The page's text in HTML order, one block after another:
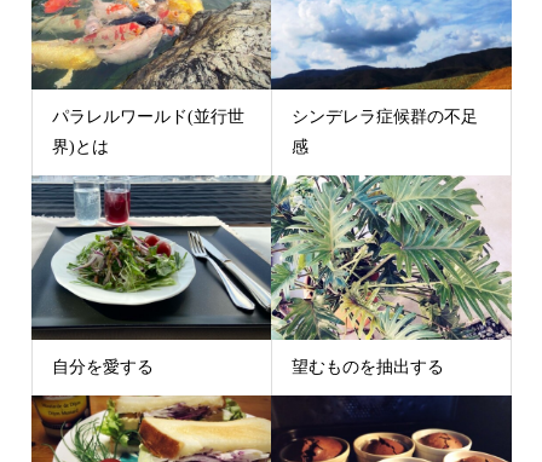
パラレルワールド(並行世
界)とは
シンデレラ症候群の不足
感
自分を愛する 望むものを抽出する